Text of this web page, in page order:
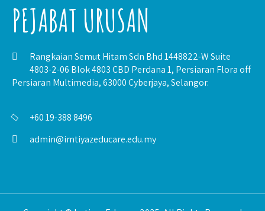
PEJABAT URUSAN
Rangkaian Semut Hitam Sdn Bhd 1448822-W Suite
4803-2-06 Blok 4803 CBD Perdana 1, Persiaran Flora off
Persiaran Multimedia, 63000 Cyberjaya, Selangor.
+60 19-388 8496
admin@imtiyazeducare.edu.my